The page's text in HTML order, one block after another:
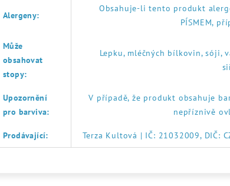
Alergeny:
Obsahuje-li tento produkt
PÍSMEM,
Může
obsahovat
stopy:
Lepku, mléčných bílkovin, sóji,
Upozornění
pro barviva:
V případě, že produkt obsahuje
nepříznivě
Prodávající: Terza Kultová | IČ: 21032009, DIČ: